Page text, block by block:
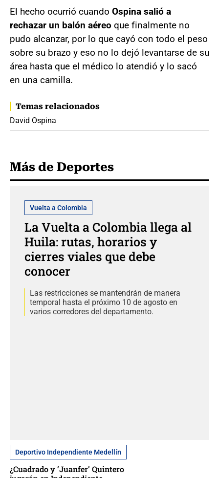
El hecho ocurrió cuando Ospina salió a
rechazar un balón aéreo que finalmente no
pudo alcanzar, por lo que cayó con todo el peso
sobre su brazo y eso no lo dejó levantarse de su
área hasta que el médico lo atendió y lo sacó
en una camilla.
Temas relacionados
David Ospina
Más de Deportes
Vuelta a Colombia
La Vuelta a Colombia llega al
Huila: rutas, horarios y
cierres viales que debe
conocer
Las restricciones se mantendrán de manera
temporal hasta el próximo 10 de agosto en
varios corredores del departamento.
Deportivo Independiente Medellín
¿Cuadrado y ‘Juanfer’ Quintero